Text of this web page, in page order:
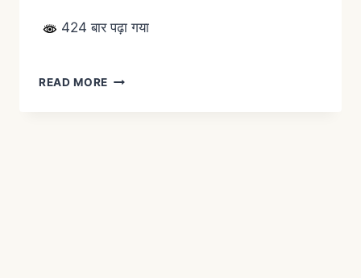
424 बार पढ़ा गया
READ MORE